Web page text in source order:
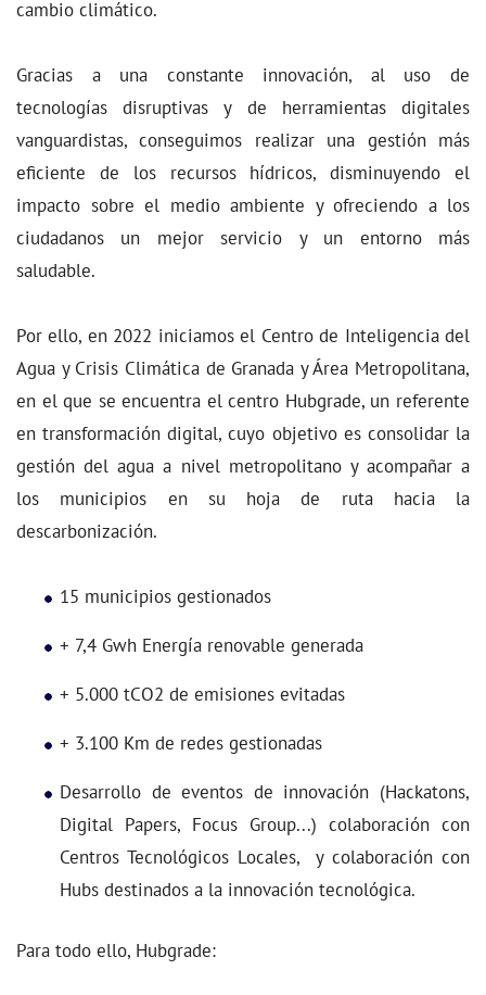
cambio climático.
Gracias a una constante innovación, al uso de
tecnologías disruptivas y de herramientas digitales
vanguardistas, conseguimos realizar una gestión más
eficiente de los recursos hídricos, disminuyendo el
impacto sobre el medio ambiente y ofreciendo a los
ciudadanos un mejor servicio y un entorno más
saludable.
Por ello, en 2022 iniciamos el Centro de Inteligencia del
Agua y Crisis Climática de Granada y Área Metropolitana,
en el que se encuentra el centro Hubgrade, un referente
en transformación digital, cuyo objetivo es consolidar la
gestión del agua a nivel metropolitano y acompañar a
los municipios en su hoja de ruta hacia la
descarbonización.
15 municipios gestionados
+ 7,4 Gwh Energía renovable generada
+ 5.000 tCO2 de emisiones evitadas
+ 3.100 Km de redes gestionadas
Desarrollo de eventos de innovación (Hackatons,
Digital Papers, Focus Group...) colaboración con
Centros Tecnológicos Locales, y colaboración con
Hubs destinados a la innovación tecnológica.
Para todo ello, Hubgrade: